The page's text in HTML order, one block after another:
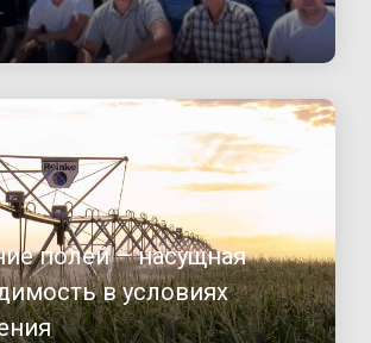
полей – насущная
в условиях